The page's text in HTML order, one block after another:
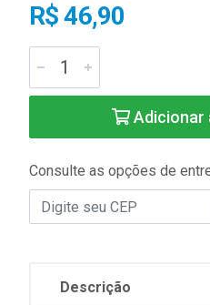
R$ 46,90
Adicionar
Consulte as opções de
Descrição